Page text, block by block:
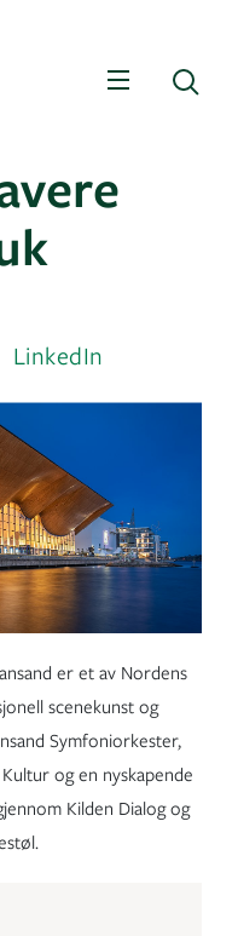
Meny
LinkedIn
er et av Nordens
scenekunst og
Symfoniorkester,
og en nyskapende
Kilden Dialog og